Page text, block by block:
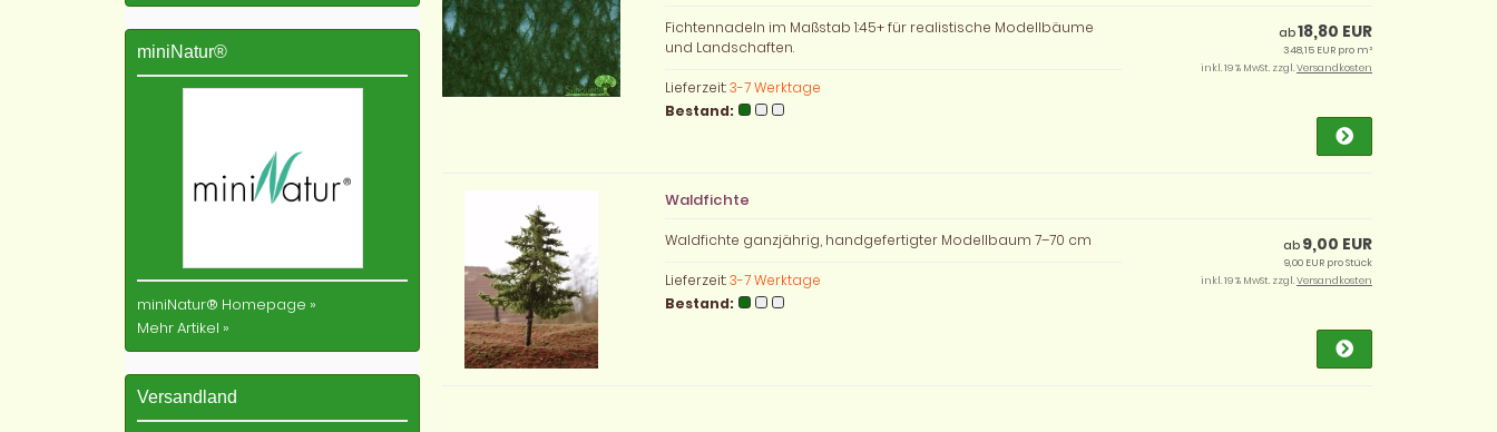
Fichtennadeln im Maßstab 1:45+ für realistische Modellbäume
und Landschaften.
Lieferzeit:3-7 Werktage
Bestand:
ab18,80 EUR
348,15 EUR pro m²
inkl. 19 % MwSt. zzgl.Versandkosten
Waldfichte
Waldfichte ganzjährig, handgefertigter Modellbaum 7–70 cm
Lieferzeit:3-7 Werktage
Bestand:
ab 9,00 EUR
9,00 EUR pro Stück
inkl. 19 % MwSt. zzgl.Versandkosten
miniNatur®
miniNatur® Homepage »
Mehr Artikel »
Versandland